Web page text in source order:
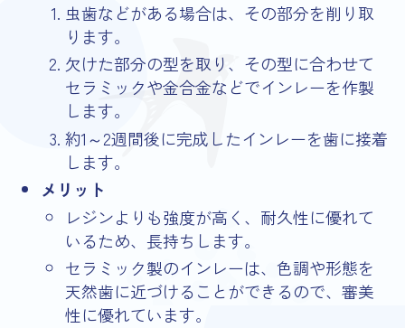
虫歯などがある場合は、その部分を削り取
ります。
欠けた部分の型を取り、その型に合わせて
セラミックや金合金などでインレーを作製
します。
約1～2週間後に完成したインレーを歯に接着
します。
メリット
レジンよりも強度が高く、耐久性に優れて
いるため、長持ちします。
セラミック製のインレーは、色調や形態を
天然歯に近づけることができるので、審美
性に優れています。